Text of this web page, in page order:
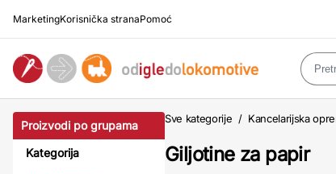
MarketingKorisnička stranaPomoć
Proizvodi po grupama
Kategorija
Sve kategorije / Kancelarijska
Giljotine za papir